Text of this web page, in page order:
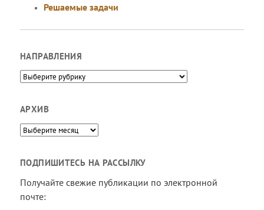
Решаемые задачи
НАПРАВЛЕНИЯ
Направления
АРХИВ
Архив
ПОДПИШИТЕСЬ НА РАССЫЛКУ
Получайте свежие публикации по электронной
почте: